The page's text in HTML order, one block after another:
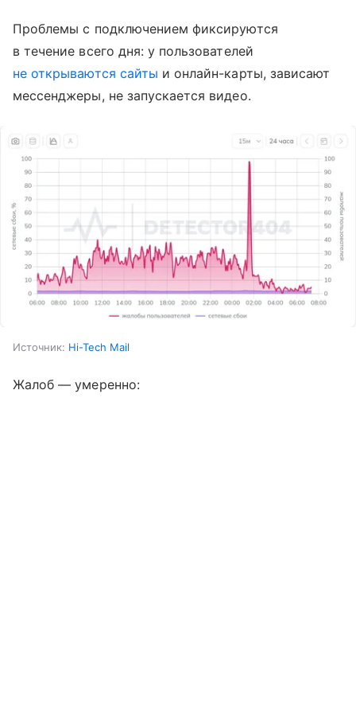
Проблемы с подключением фиксируются
в течение всего дня: у пользователей
не открываются сайты и онлайн-карты, зависают
мессенджеры, не запускается видео.
Источник: Hi-Tech Mail
Жалоб — умеренно: